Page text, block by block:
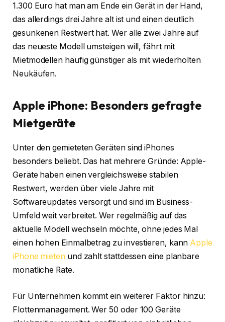
1.300 Euro hat man am Ende ein Gerät in der Hand,
das allerdings drei Jahre alt ist und einen deutlich
gesunkenen Restwert hat. Wer alle zwei Jahre auf
das neueste Modell umsteigen will, fährt mit
Mietmodellen häufig günstiger als mit wiederholten
Neukäufen.
Apple iPhone: Besonders gefragte
Mietgeräte
Unter den gemieteten Geräten sind iPhones
besonders beliebt. Das hat mehrere Gründe: Apple-
Geräte haben einen vergleichsweise stabilen
Restwert, werden über viele Jahre mit
Softwareupdates versorgt und sind im Business-
Umfeld weit verbreitet. Wer regelmäßig auf das
aktuelle Modell wechseln möchte, ohne jedes Mal
einen hohen Einmalbetrag zu investieren, kann Apple
iPhone mieten und zahlt stattdessen eine planbare
monatliche Rate.
Für Unternehmen kommt ein weiterer Faktor hinzu:
Flottenmanagement. Wer 50 oder 100 Geräte